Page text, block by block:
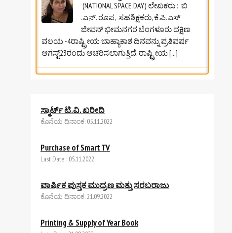
(NATIONAL SPACE DAY) ಲೇಖಕರು : ಬಿ
.ಎನ್. ರೂಪ, ಸಹಶಿಕ್ಷಕರು, ಕೆ.ಪಿ.ಎಸ್‌
ಜೀವನ್‌ ಭೀಮನಗರ ಬೆಂಗಳೂರು ದಕ್ಷಿಣ
ವಲಯ -4ರಾಷ್ಟ್ರೀಯ ಬಾಹ್ಯಾಕಾಶ ದಿನವನ್ನು ಪ್ರತಿವರ್ಷ
ಆಗಸ್ಟ್23ರಂದು ಆಚರಿಸಲಾಗುತ್ತಿದೆ. ರಾಷ್ಟ್ರೀಯ[...]
ಆಗಸ್ಟ್‌ 2026ರ ಸೈಂಟೂನ್‌ಗಳು ✍️ ಶ್ರೀಮತಿ
ಜಯಶ್ರೀ ಶರ್ಮ
ಸಸ್ಯಗಳಲ್ಲಿ ಹೊಂದಾಣಿಕೆ: ಏಕೆ? ಹೇಗೆ?
4 ಆಗಷ್ಟ್ 2026-Ramachandra Bhat B G
ಸಸ್ಯಗಳಲ್ಲಿ ಹೊಂದಾಣಿಕೆ: ಏಕೆ? ಹೇಗೆ?
ಸರ್ಕಾರಿ ಪದವಿಪೂರ್ವ
ಕೊನೆಯ ದಿನಾಂಕ: 05.11.2022
Last Date : 05.11.2022
ಕೊನೆಯ ದಿನಾಂಕ: 21.09.2022
Late Date: 21.09.2022